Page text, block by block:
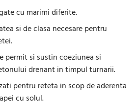
cu marimi diferite.
si de clasa necesare pentru
permit si sustin coeziunea si
drenant in timpul turnarii.
pentru reteta in scop de aderenta
cu solul.